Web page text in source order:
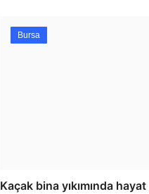
Bursa
Kaçak bina yıkımında